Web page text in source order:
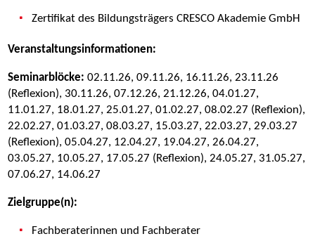
Zertifikat des Bildungsträgers CRESCO Akademie GmbH
Veranstaltungsinformationen:
Seminarblöcke: 02.11.26, 09.11.26, 16.11.26, 23.11.26
(Reflexion), 30.11.26, 07.12.26, 21.12.26, 04.01.27,
11.01.27, 18.01.27, 25.01.27, 01.02.27, 08.02.27 (Reflexion),
22.02.27, 01.03.27, 08.03.27, 15.03.27, 22.03.27, 29.03.27
(Reflexion), 05.04.27, 12.04.27, 19.04.27, 26.04.27,
03.05.27, 10.05.27, 17.05.27 (Reflexion), 24.05.27, 31.05.27,
07.06.27, 14.06.27
Zielgruppe(n):
Fachberaterinnen und Fachberater